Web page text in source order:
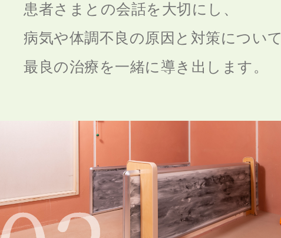
患者さまとの会話を大切にし、
病気や体調不良の原因と対策について
最良の治療を一緒に導き出します。